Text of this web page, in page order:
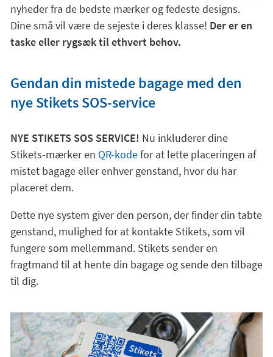
nyheder fra de bedste mærker og fedeste designs.
Dine små vil være de sejeste i deres klasse! Der er en
taske eller rygsæk til ethvert behov.
Gendan din mistede bagage med den
nye Stikets SOS-service
NYE STIKETS SOS SERVICE! Nu inkluderer dine
Stikets-mærker en QR-kodefor at lette placeringen af
mistet bagage eller enhver genstand, hvor du har
placeret dem.
Dette nye system giver den person, der finder din tabte
genstand, mulighed for at kontakte Stikets, som vil
fungere som mellemmand. Stikets sender en
fragtmand til at hente din bagage og sende den tilbage
til dig.